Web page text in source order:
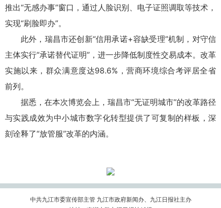
推出“无感办事”窗口，通过人脸识别、电子证照调取等技术，
实现“刷脸即办”。
此外，瑞昌市还创新“信用承诺+容缺受理”机制，对守信
主体实行“承诺替代证明”，进一步降低制度性交易成本。改革
实施以来，群众满意度达98.6%，营商环境综合考评居全省
前列。
据悉，在本次博览会上，瑞昌市“无证明城市”的改革路径
与实践成效为中小城市数字化转型提供了可复制的样板，深
刻诠释了“放管服”改革的内涵。
中共九江市委宣传部主管 九江市政府新闻办、九江日报社主办